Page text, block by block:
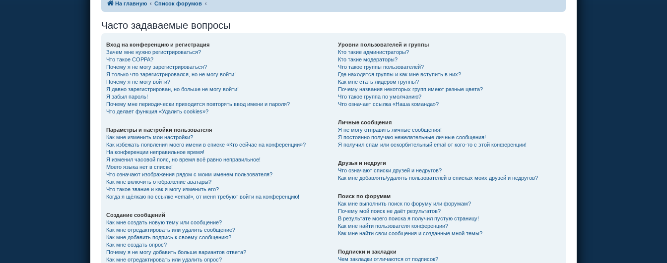
На главную Список форумов
Часто задаваемые вопросы
Вход на конференцию и регистрация
Зачем мне нужно регистрироваться?
Что такое COPPA?
Почему я не могу зарегистрироваться?
Я только что зарегистрировался, но не могу войти!
Почему я не могу войти?
Я давно зарегистрирован, но больше не могу войти!
Я забыл пароль!
Почему мне периодически приходится повторять ввод имени и пароля?
Что делает функция «Удалить cookies»?
Параметры и настройки пользователя
Как мне изменить мои настройки?
Как избежать появления моего имени в списке «Кто сейчас на конференции»?
На конференции неправильное время!
Я изменил часовой пояс, но время всё равно неправильное!
Моего языка нет в списке!
Что означают изображения рядом с моим именем пользователя?
Как мне включить отображение аватары?
Что такое звание и как я могу изменить его?
Когда я щёлкаю по ссылке «email», от меня требуют войти на конференцию!
Создание сообщений
Как мне создать новую тему или сообщение?
Как мне отредактировать или удалить сообщение?
Как мне добавить подпись к своему сообщению?
Как мне создать опрос?
Почему я не могу добавить больше вариантов ответа?
Как мне отредактировать или удалить опрос?
Уровни пользователей и группы
Кто такие администраторы?
Кто такие модераторы?
Что такое группы пользователей?
Где находятся группы и как мне вступить в них?
Как мне стать лидером группы?
Почему названия некоторых групп имеют разные цвета?
Что такое группа по умолчанию?
Что означает ссылка «Наша команда»?
Личные сообщения
Я не могу отправить личные сообщения!
Я постоянно получаю нежелательные личные сообщения!
Я получил спам или оскорбительный email от кого-то с этой конференции!
Друзья и недруги
Что означают списки друзей и недругов?
Как мне добавлять/удалять пользователей в списках моих друзей и недругов?
Поиск по форумам
Как мне выполнить поиск по форуму или форумам?
Почему мой поиск не даёт результатов?
В результате моего поиска я получил пустую страницу!
Как мне найти пользователя конференции?
Как мне найти свои сообщения и созданные мной темы?
Подписки и закладки
Чем закладки отличаются от подписок?